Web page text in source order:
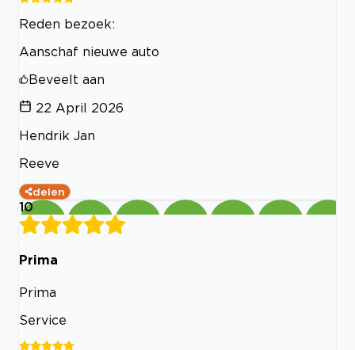
Reden bezoek:
Aanschaf nieuwe auto
Beveelt aan
22 April 2026
Hendrik Jan
Reeve
delen
10
Prima
Prima
Service